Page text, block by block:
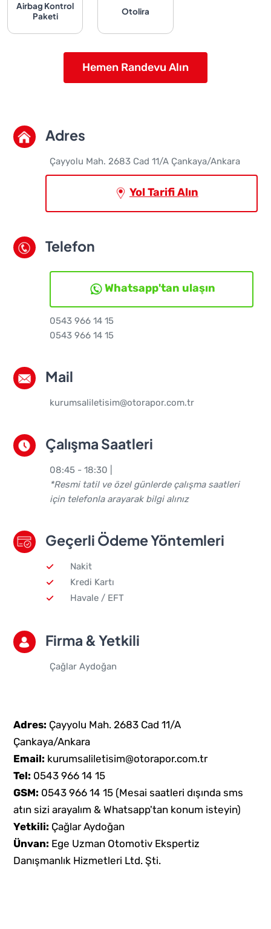
Airbag Kontrol
Paketi
Otolira
Hemen Randevu Alın
Adres
Çayyolu Mah. 2683 Cad 11/A Çankaya/Ankara
Yol Tarifi Alın
Telefon
Whatsapp'tan ulaşın
0543 966 14 15
0543 966 14 15
Mail
kurumsaliletisim@otorapor.com.tr
Çalışma Saatleri
08:45 - 18:30 |
*Resmi tatil ve özel günlerde çalışma saatleri
için telefonla arayarak bilgi alınız
Geçerli Ödeme Yöntemleri
Nakit
Kredi Kartı
Havale / EFT
Firma & Yetkili
Çağlar Aydoğan
Adres: Çayyolu Mah. 2683 Cad 11/A
Çankaya/Ankara
Email: kurumsaliletisim@otorapor.com.tr
Tel: 0543 966 14 15
GSM: 0543 966 14 15 (Mesai saatleri dışında sms
atın sizi arayalım & Whatsapp'tan konum isteyin)
Yetkili: Çağlar Aydoğan
Ünvan: Ege Uzman Otomotiv Ekspertiz
Danışmanlık Hizmetleri Ltd. Şti.